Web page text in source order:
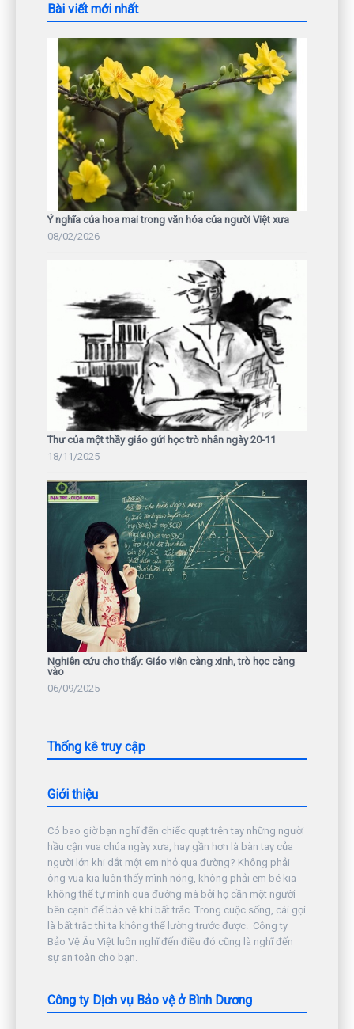
Bài viết mới nhất
Ý nghĩa của hoa mai trong văn hóa của người Việt xưa
08/02/2026
Thư của một thầy giáo gửi học trò nhân ngày 20-11
18/11/2025
Nghiên cứu cho thấy: Giáo viên càng xinh, trò học càng
vào
06/09/2025
Thống kê truy cập
Giới thiệu
Có bao giờ bạn nghĩ đến chiếc quạt trên tay những người
hầu cận vua chúa ngày xưa, hay gần hơn là bàn tay của
người lớn khi dắt một em nhỏ qua đường? Không phải
ông vua kia luôn thấy mình nóng, không phải em bé kia
không thể tự mình qua đường mà bởi họ cần một người
bên cạnh để bảo vệ khi bất trắc. Trong cuộc sống, cái gọi
là bất trắc thì ta không thể lường trước được. Công ty
Bảo Vệ Âu Việt luôn nghĩ đến điều đó cũng là nghĩ đến
sự an toàn cho bạn.
Công ty Dịch vụ Bảo vệ ở Bình Dương